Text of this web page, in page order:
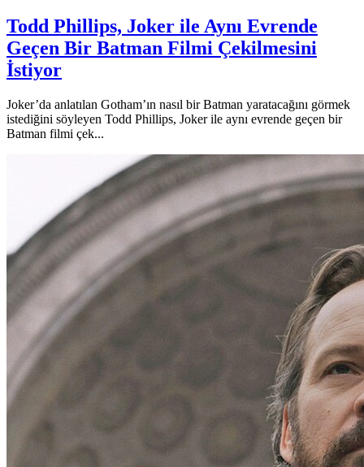
Todd Phillips, Joker ile Aynı Evrende
Geçen Bir Batman Filmi Çekilmesini
İstiyor
Joker’da anlatılan Gotham’ın nasıl bir Batman yaratacağını görmek
istediğini söyleyen Todd Phillips, Joker ile aynı evrende geçen bir
Batman filmi çek...